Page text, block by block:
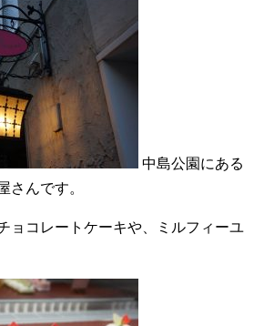
中島公園にある
さんです。
ョコレートケーキや、ミルフィーユ